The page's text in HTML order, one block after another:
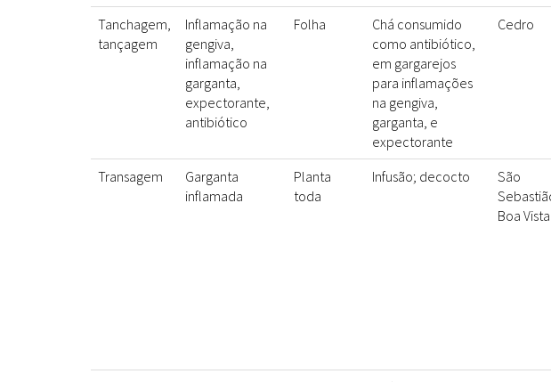
Tanchagem,
tançagem
Inflamação na
gengiva,
inflamação na
garganta,
expectorante,
antibiótico
Folha
Chá consumido
como antibiótico,
em gargarejos
para inflamações
na gengiva,
garganta, e
expectorante
Cedro
Transagem
Garganta
inflamada
Planta
toda
Infusão; decocto
São
Boa Vista